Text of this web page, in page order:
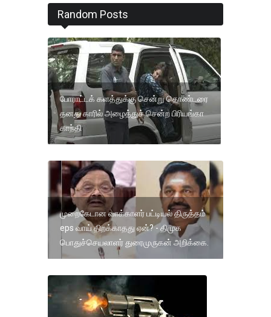
Random Posts
போராட்டக் களத்துக்கு சென்று தொண்டரை
தனது காரில் அழைத்துச் சென்ற பிரியங்கா
காந்தி
முறைகேடான வாக்காளர் பட்டியல் திருத்தம்
eps வாய் திறக்காதது ஏன்? - திமுக
பொதுச்செயலாளர் துரைமுருகன் அறிக்கை.